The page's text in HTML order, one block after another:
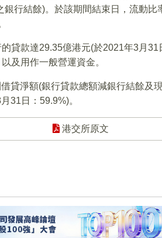
行結餘)。於該期間結束日，流動比
貸款達29.35億港元(於2021年3月
及用作一般營運資金。
貸淨額(銀行貸款總額減銀行結餘及
31日：59.9%)。
港交所原文